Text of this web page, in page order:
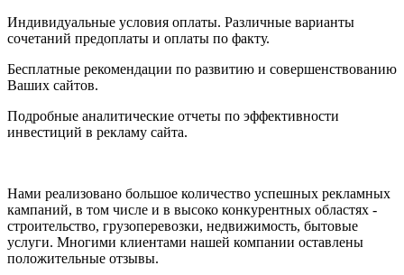
Индивидуальные условия оплаты. Различные варианты
сочетаний предоплаты и оплаты по факту.
Бесплатные рекомендации по развитию и совершенствованию
Ваших сайтов.
Подробные аналитические отчеты по эффективности
инвестиций в рекламу сайта.
Нами реализовано большое количество успешных рекламных
кампаний, в том числе и в высоко конкурентных областях -
строительство, грузоперевозки, недвижимость, бытовые
услуги. Многими клиентами нашей компании оставлены
положительные отзывы.